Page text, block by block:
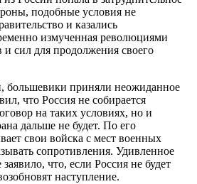
подобные условия не
и казались
измученная революциями
и сил для продолжения своего
большевики приняли неожиданное
что Россия не собирается
на таких условиях, но и
дальше не будет. По его
свои войска с мест военных
сопротивления. Удивленное
что, если Россия не будет
наступление.